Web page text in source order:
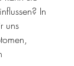
In
uns